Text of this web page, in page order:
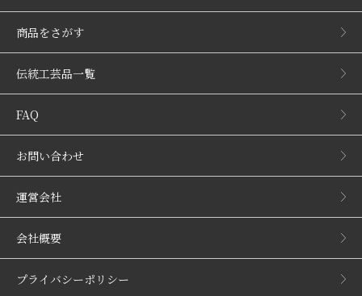
商品をさがす
伝統工芸品一覧
FAQ
お問い合わせ
運営会社
会社概要
プライバシーポリシー